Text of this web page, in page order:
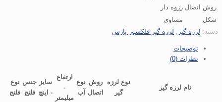
روش اتصال رزوه دار
شکل
مساوی
دسته: لرزه گیر لرزه گیر فلکسور پارس
توضیحات
نظرات (0)
نام لرزه گیر
نوع لرزه
گیر
روش
اتصال
نوع
آب
ارتفاع
-
میلیمتر
سایز
- اینچ
جنس
فلنج
نوع
فلنج